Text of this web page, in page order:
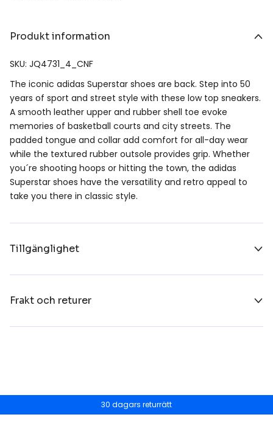
Produkt information
SKU: JQ4731_4_CNF
The iconic adidas Superstar shoes are back. Step into 50
years of sport and street style with these low top sneakers.
A smooth leather upper and rubber shell toe evoke
memories of basketball courts and city streets. The
padded tongue and collar add comfort for all-day wear
while the textured rubber outsole provides grip. Whether
you´re shooting hoops or hitting the town, the adidas
Superstar shoes have the versatility and retro appeal to
take you there in classic style.
Tillgänglighet
Frakt och returer
30 dagars returrätt